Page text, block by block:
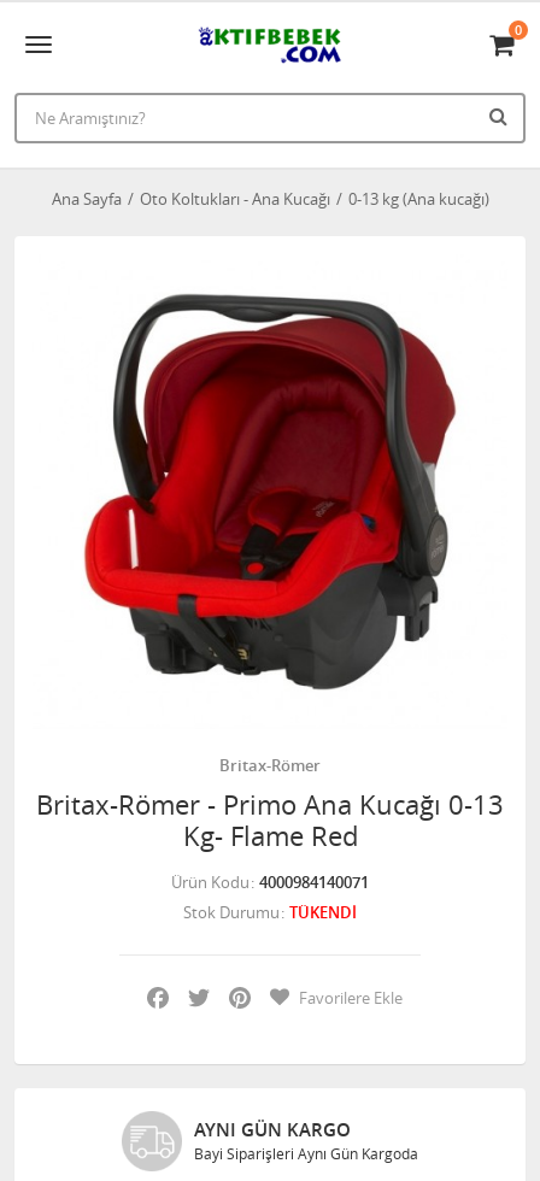
0
Ana Sayfa Oto Koltukları - Ana Kucağı 0-13 kg (Ana kucağı)
Britax-Römer
Britax-Römer - Primo Ana Kucağı 0-13
Kg- Flame Red
Ürün Kodu 4000984140071
Stok Durumu TÜKENDİ
Facebook
Twitter PinterestFavorilere Ekle
AYNI GÜN KARGO
Bayi Siparişleri Aynı Gün Kargoda